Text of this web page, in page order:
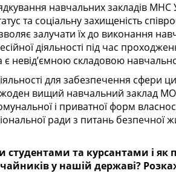
навчальних закладів МНС
та соціальну захищеність
залучати їх до виконання
діяльності під час
є невід’ємною складовою
для забезпечення сфери
вищий навчальний заклад
і приватної форм
ради з питань безпечної
та курсантами і як
у нашій державі?